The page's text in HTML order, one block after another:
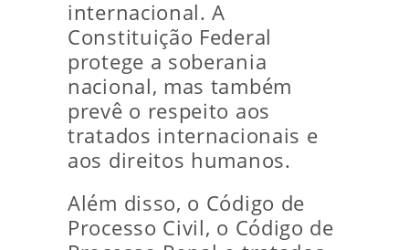
internacional. A
Constituição Federal
protege a soberania
nacional, mas também
prevê o respeito aos
tratados internacionais e
aos direitos humanos.
Além disso, o Código de
Processo Civil, o Código de